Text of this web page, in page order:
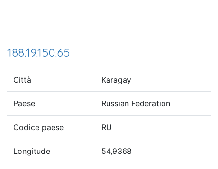
188.19.150.65
Città Karagay
Paese Russian Federation
Codice paese RU
Longitude 54,9368